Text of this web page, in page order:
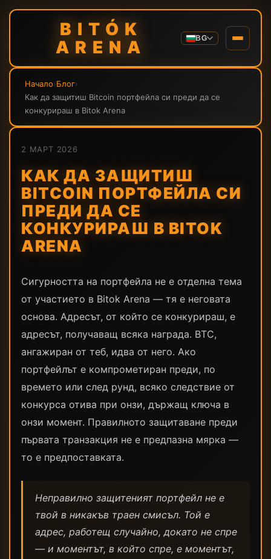
BITÓK
ARENA
BG
Начало›Блог›
Как да защитиш Bitcoin портфейла си преди да се
конкурираш в Bitok Arena
2 МАРТ 2026
КАК ДА ЗАЩИТИШ
BITCOIN ПОРТФЕЙЛА СИ
ПРЕДИ ДА СЕ
КОНКУРИРАШ В BITOK
ARENA
Сигурността на портфейла не е отделна тема
от участието в Bitok Arena — тя е неговата
основа. Адресът, от който се конкурираш, е
адресът, получаващ всяка награда. BTC,
ангажиран от теб, идва от него. Ако
портфейлът е компрометиран преди, по
времето или след рунд, всяко следствие от
конкурса отива при онзи, държащ ключа в
онзи момент. Правилното защитаване преди
първата транзакция не е предпазна мярка —
то е предпоставката.
Неправилно защитеният портфейл не е
твой в никакъв траен смисъл. Той е
адрес, работещ случайно, докато не спре
— и моментът, в който спре, е моментът,